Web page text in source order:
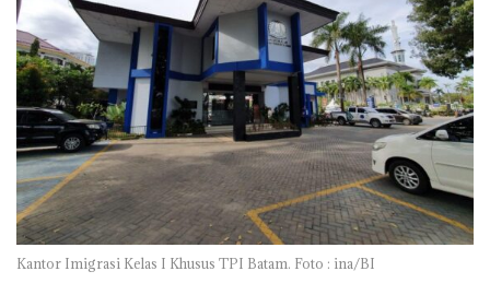
Kantor Imigrasi Kelas I Khusus TPI Batam. Foto : ina/BI